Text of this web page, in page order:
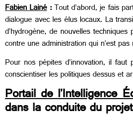
Fabien Lainé:Tout d’abord,je fais
dialogue avec les élus locaux. La
d’hydrogène, de nouvelles
contre une administration qui n’est
Pour nos pépites d’innovation, il
conscientiser les politiques dessus et
Portail de l’Intelligence
dans la conduite du